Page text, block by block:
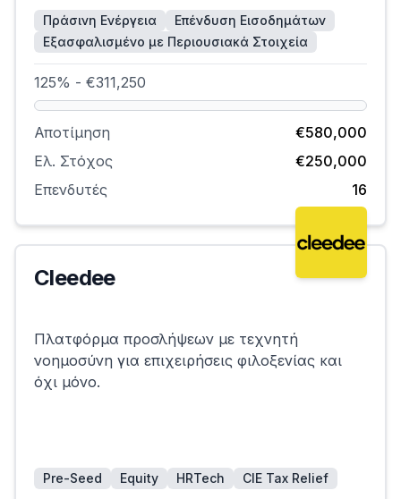
Πράσινη Ενέργεια
Επένδυση Εισοδημάτων
Εξασφαλισμένο με Περιουσιακά Στοιχεία
125% - €311,250
Αποτίμηση
€580,000
Ελ. Στόχος
€250,000
Επενδυτές
16
Επιτυχημένη
Cleedee
Πλατφόρμα προσλήψεων με τεχνητή
νοημοσύνη για επιχειρήσεις φιλοξενίας και
όχι μόνο.
Pre-Seed Equity HRTech CIE Tax Relief